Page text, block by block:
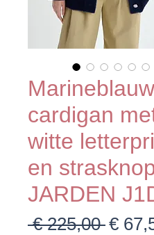
cardigan
witte
en
JARDEN
€ 225,00 €